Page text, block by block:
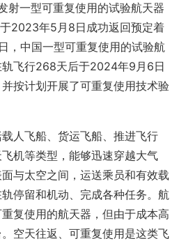
射一型可重复使用的试验航天器
2023年5月8日成功返回预定着
，中国一型可重复使用的试验航
飞行268天后于2024年9月6日
按计划开展了可重复使用技术验
人飞船、货运飞船、推进飞行
机等类型，能够迅速穿越大气
与太空之间，运送乘员和有效载
停留和机动、完成各种任务。航
复使用的航天器，但由于成本高
空天往返、可重复使用是这类飞